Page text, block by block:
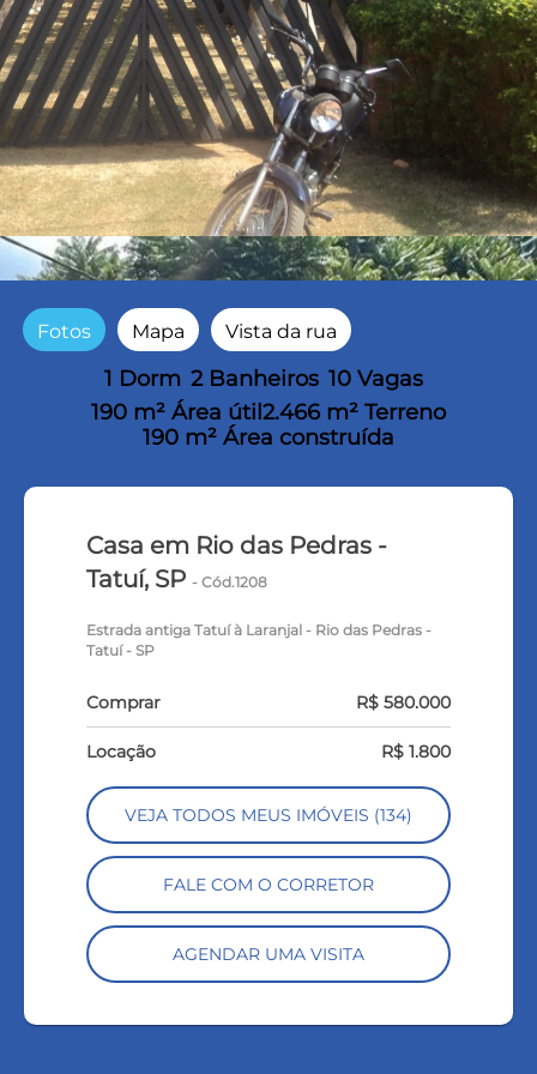
Fotos Mapa Vista da rua
1 Dorm 2 Banheiros 10 Vagas
190 m² Área útil 2.466 m² Terreno
190 m² Área construída
Casa em Rio das Pedras -
Tatuí, SP- Cód.1208
Estrada antiga Tatuí à Laranjal - Rio das Pedras -
Tatuí - SP
Comprar R$ 580.000
Locação R$ 1.800
VEJA TODOS MEUS IMÓVEIS (134)
FALE COM O CORRETOR
AGENDAR UMA VISITA